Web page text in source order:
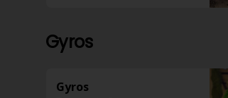
Gyros
Gyros